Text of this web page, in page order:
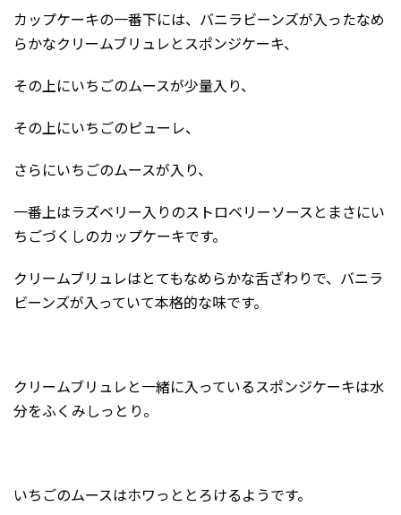
カップケーキの一番下には、バニラビーンズが入ったなめ
らかなクリームブリュレとスポンジケーキ、
その上にいちごのムースが少量入り、
その上にいちごのピューレ、
さらにいちごのムースが入り、
一番上はラズベリー入りのストロベリーソースとまさにい
ちごづくしのカップケーキです。
クリームブリュレはとてもなめらかな舌ざわりで、バニラ
ビーンズが入っていて本格的な味です。
クリームブリュレと一緒に入っているスポンジケーキは水
分をふくみしっとり。
いちごのムースはホワっととろけるようです。